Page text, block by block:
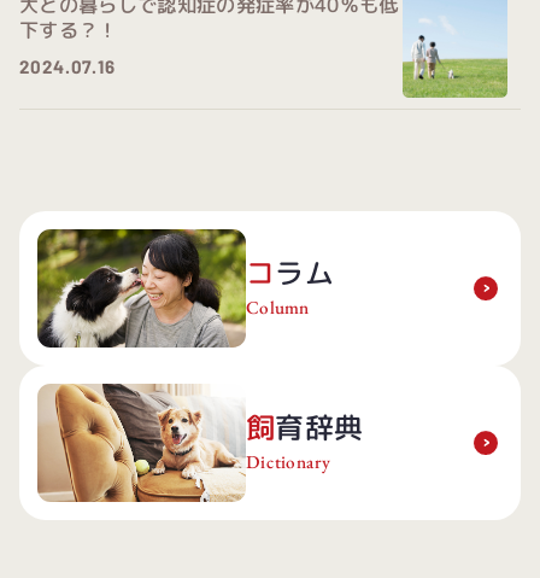
p/wp-
content/
themes/p
etfood/si
p on line
ペット飼
育と介護
loading="
decoding
072876/
petfood.o
r.jp/publi
c_html/w
themes/p
utility.ph
育がもた
下する？！
2024.07.16
/home/xs
r.jp/publi
content/
etfood/si
utility.ph
コラム
Column
飼育辞典
Dictionary